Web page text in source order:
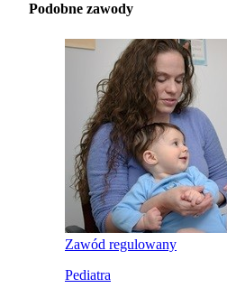
Podobne zawody
Zawód regulowany
Pediatra